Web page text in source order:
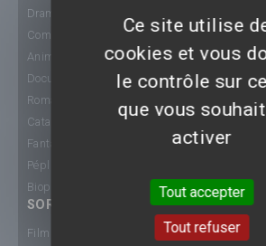
Drame
Comédie
Animation
Documentaire
Romance
Catastrophe
Fantastique
Péplum
Biopic
SORTIE CINÉ
Films 2015
Ce site utilise
cookies et vous
le contrôle sur
que vous
activer
Tout accepter
Tout refuser